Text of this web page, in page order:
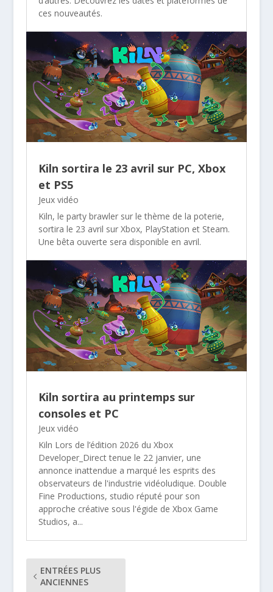
ces nouveautés.
Kiln sortira le 23 avril sur PC, Xbox
et PS5
Jeux vidéo
Kiln, le party brawler sur le thème de la poterie,
sortira le 23 avril sur Xbox, PlayStation et Steam.
Une bêta ouverte sera disponible en avril.
Kiln sortira au printemps sur
consoles et PC
Jeux vidéo
Kiln Lors de l’édition 2026 du Xbox
Developer_Direct tenue le 22 janvier, une
annonce inattendue a marqué les esprits des
observateurs de l'industrie vidéoludique. Double
Fine Productions, studio réputé pour son
approche créative sous l'égide de Xbox Game
Studios, a...
ENTRÉES PLUS
ANCIENNES